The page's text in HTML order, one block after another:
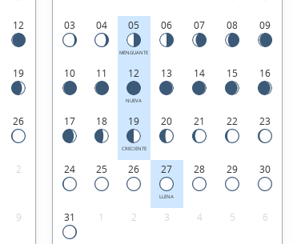
12
19
26
2
9
03 04 05
MENGUANTE
06 07 08 09
10 11 12
NUEVA
13 14 15 16
17 18 19
CRECIENTE
20 21 22 23
24 25 26 27
LLENA
28 29 30
31 1 2 3 4 5 6